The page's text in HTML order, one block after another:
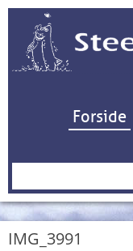
Forside
Søg
IMG_3991